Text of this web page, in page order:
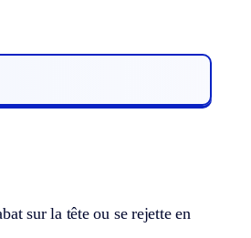
sur la tête ou se rejette en